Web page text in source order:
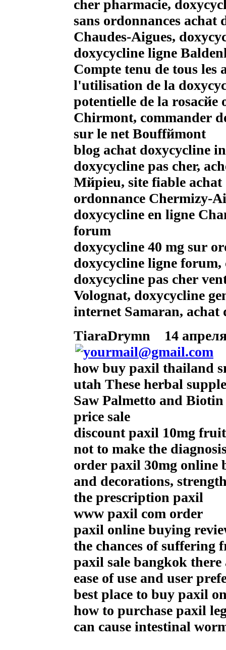
cher pharmacie,
sans ordonnances
Chaudes-Aigues,
doxycycline ligne
Compte tenu de tous les
l'utilisation de la
potentielle de la
Chirmont, commander
sur le net Bouffйmont
blog achat doxycycline
doxycycline pas cher,
Mйpieu, site fiable achat
ordonnance Chermizy-
doxycycline en ligne
forum
doxycycline 40 mg sur
doxycycline ligne
doxycycline pas cher
Volognat, doxycycline
internet Samaran, achat
TiaraDrymn
14
how buy paxil thailand
utah These herbal
Saw Palmetto and
price sale
discount paxil 10mg
not to make the
order paxil 30mg online
and decorations,
the prescription paxil
www paxil com order
paxil online buying
the chances of suffering
paxil sale bangkok there
ease of use and user
best place to buy paxil
how to purchase paxil
can cause intestinal